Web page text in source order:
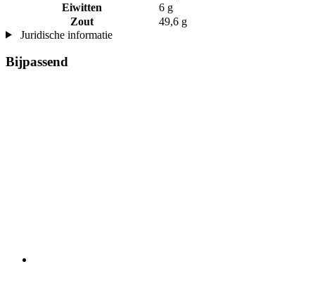
Eiwitten
6 g
Zout
49,6 g
Juridische informatie
Bijpassend